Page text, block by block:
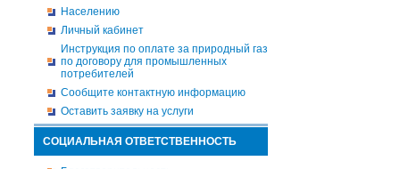
Населению
Личный кабинет
Инструкция по оплате за природный газ
по договору для промышленных
потребителей
Сообщите контактную информацию
Оставить заявку на услуги
СОЦИАЛЬНАЯ ОТВЕТСТВЕННОСТЬ